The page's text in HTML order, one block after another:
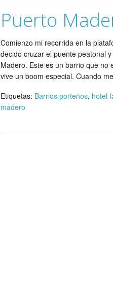
Puerto
Comienzo mi recorrida en la
decido cruzar el puente peatonal
Madero. Este es un barrio que no
vive un boom especial. Cuando
Etiquetas: Barrios porteños, hotel
madero